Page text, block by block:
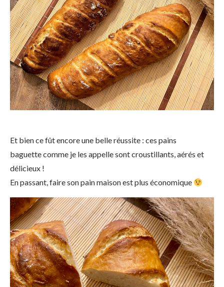
Et bien ce fût encore une belle réussite : ces pains
baguette comme je les appelle sont croustillants, aérés et
délicieux !
En passant, faire son pain maison est plus économique